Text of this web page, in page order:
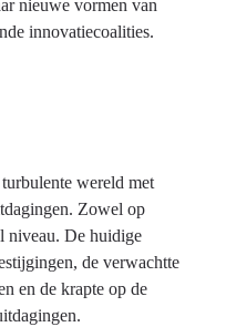
nieuwe vormen van
innovatiecoalities.
wereld met
Zowel op
niveau. De huidige
de verwachtte
en de krapte op de